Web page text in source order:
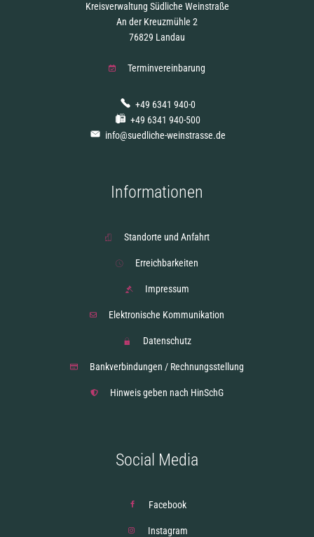
Kreisverwaltung Südliche Weinstraße
An der Kreuzmühle 2
76829 Landau
Terminvereinbarung
+49 6341 940-0
+49 6341 940-500
info@suedliche-weinstrasse.de
Informationen
Standorte und Anfahrt
Erreichbarkeiten
Impressum
Elektronische Kommunikation
Datenschutz
Bankverbindungen / Rechnungsstellung
Hinweis geben nach HinSchG
Social Media
Facebook
Instagram